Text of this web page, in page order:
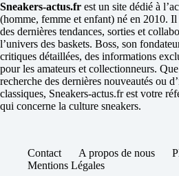
Sneakers-actus.fr est un site dédié à
(homme, femme et enfant) né en 2010.
des dernières tendances, sorties et
l’univers des baskets. Boss, son
critiques détaillées, des informations
pour les amateurs et collectionneurs.
recherche des dernières nouveautés ou
classiques, Sneakers-actus.fr est votre
qui concerne la culture sneakers.
Contact A propos de nous
Mentions Légales